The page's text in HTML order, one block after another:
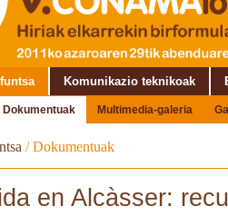
Komunikazio teknikoak
Dokumentuak Multimedia-galeria
/ Dokumentuak
en Alcàsser: